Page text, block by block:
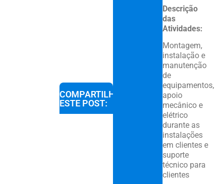
COMPARTILHE
ESTE POST:
Descrição
das
Atividades:
Montagem,
instalação e
manutenção
de
equipamentos,
apoio
mecânico e
elétrico
durante as
instalações
em clientes e
suporte
técnico para
clientes